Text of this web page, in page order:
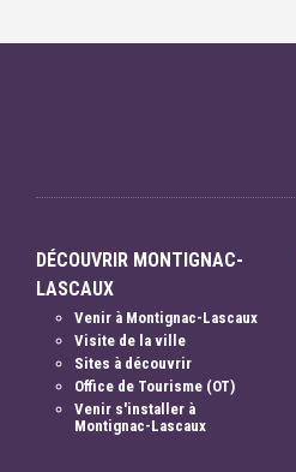
DÉCOUVRIR MONTIGNAC-
LASCAUX
Venir à Montignac-Lascaux
Visite de la ville
Sites à découvrir
Office de Tourisme (OT)
Venir s'installer à
Montignac-Lascaux